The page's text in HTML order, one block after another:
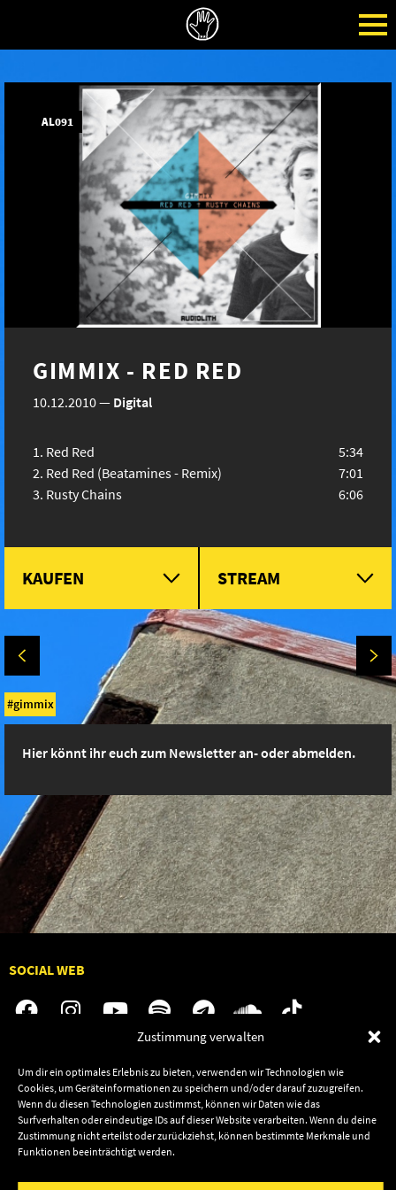
Zustimmung verwalten
Um dir ein optimales Erlebnis zu bieten, verwenden wir Technologien wie
Cookies, um Geräteinformationen zu speichern und/oder darauf zuzugreifen.
Wenn du diesen Technologien zustimmst, können wir Daten wie das
Surfverhalten oder eindeutige IDs auf dieser Website verarbeiten. Wenn du deine
Zustimmung nicht erteilst oder zurückziehst, können bestimmte Merkmale und
Funktionen beeinträchtigt werden.
AL091
GIMMIX - RED RED
10.12.2010— Digital
Red Red
5:34
Red Red (Beatamines - Remix)
7:01
Rusty Chains
6:06
KAUFEN STREAM
gimmix
Hier könnt ihr euch zum Newsletter an- oder abmelden.
SOCIAL WEB
Audiolith
News
Artists
Releases
Jobs
Kontakt
Termine
Shop